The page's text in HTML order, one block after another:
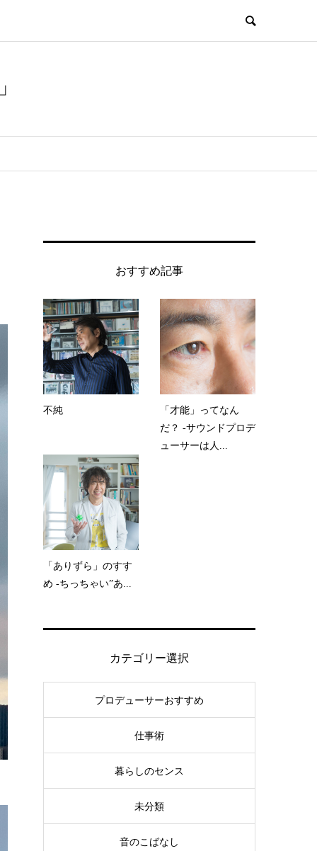
おすすめ記事
不純
「才能」ってなん
だ？ -サウンドプロデ
ューサーは人...
「ありずら」のすす
め -ちっちゃい”あ...
カテゴリー選択
プロデューサーおすすめ
仕事術
暮らしのセンス
未分類
音のこばなし